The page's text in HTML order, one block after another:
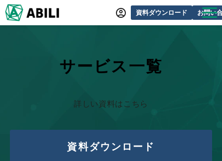
資料ダウンロード お問い
オンラインデモ
できるをふやす研究所
サービス一覧
詳しい資料はこちら
資料ダウンロード